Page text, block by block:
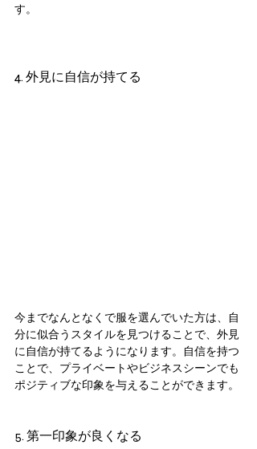
す。
4. 外見に自信が持てる
今までなんとなくで服を選んでいた方は、自
分に似合うスタイルを見つけることで、外見
に自信が持てるようになります。自信を持つ
ことで、プライベートやビジネスシーンでも
ポジティブな印象を与えることができます。
5. 第一印象が良くなる